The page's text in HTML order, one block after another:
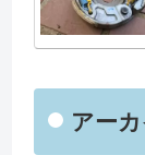
アー